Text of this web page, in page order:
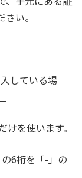
い。
している場
けを使います。
6桁を「-」の